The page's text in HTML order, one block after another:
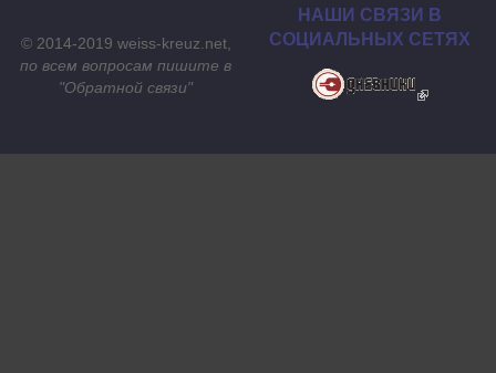
© 2014-2019 weiss-kreuz.net,
по всем вопросам пишите в
"Обратной связи"
НАШИ СВЯЗИ В
СОЦИАЛЬНЫХ СЕТЯХ